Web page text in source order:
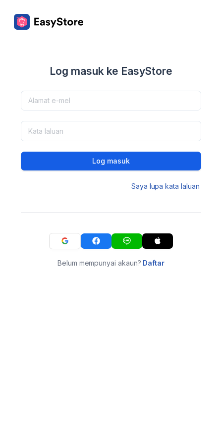
Log masuk ke EasyStore
Log masuk
Saya lupa kata laluan
Belum mempunyai akaun? Daftar